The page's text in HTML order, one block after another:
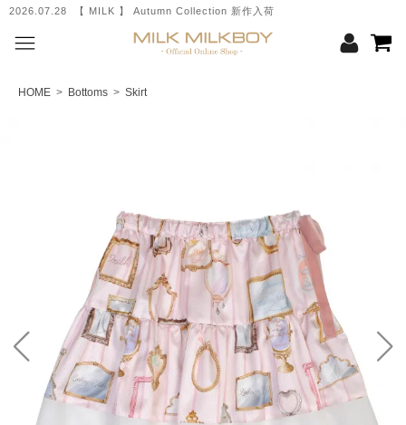
2026.07.28 【 MILK 】 Autumn Collection 新作入荷
HOME > Bottoms > Skirt